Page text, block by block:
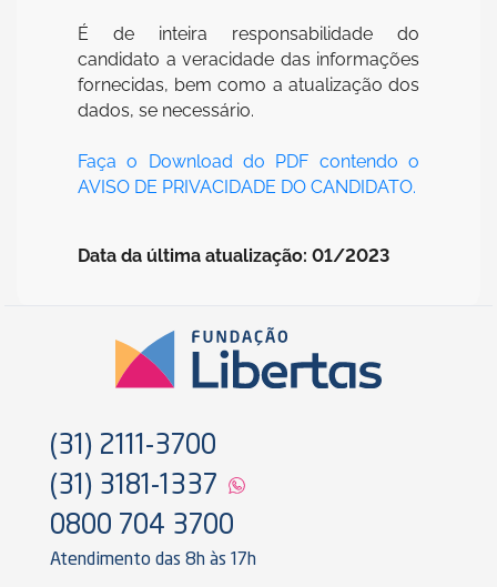
É de inteira responsabilidade do
candidato a veracidade das informações
fornecidas, bem como a atualização dos
dados, se necessário.
Faça o Download do PDF contendo o
AVISO DE PRIVACIDADE DO CANDIDATO.
Data da última atualização: 01/2023
(31) 2111-3700
(31) 3181-1337
0800 704 3700
Atendimento das 8h às 17h